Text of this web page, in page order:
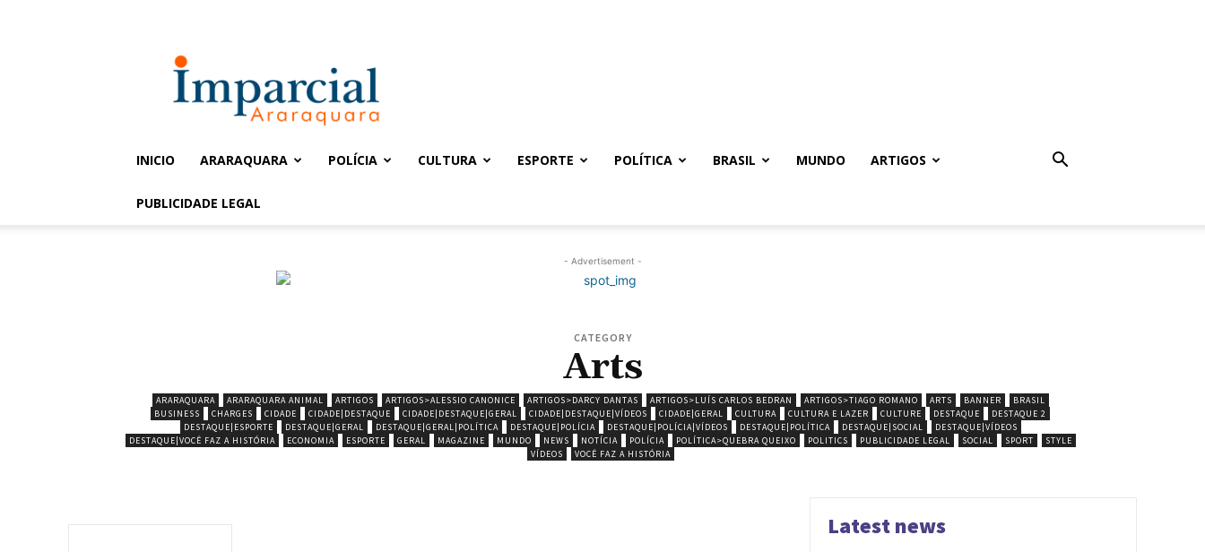
Imparcial
INICIO ARARAQUARA POLÍCIA CULTURA ESPORTE POLÍTICA BRASIL MUNDO ARTIGOS
PUBLICIDADE LEGAL
- Advertisement -
CATEGORY
Arts
ARARAQUARA ARARAQUARA ANIMAL ARTIGOS ARTIGOS>ALESSIO CANONICE ARTIGOS>DARCY DANTAS ARTIGOS>LUÍS CARLOS BEDRAN ARTIGOS>TIAGO ROMANO ARTS BANNER
BRASIL
BUSINESS
CHARGES CIDADE CIDADE|DESTAQUE CIDADE|DESTAQUE|GERAL CIDADE|DESTAQUE|VÍDEOS CIDADE|GERAL CULTURA CULTURA E LAZER CULTURE DESTAQUE
DESTAQUE 2
DESTAQUE|ESPORTE
DESTAQUE|GERAL DESTAQUE|GERAL|POLÍTICA DESTAQUE|POLÍCIA DESTAQUE|POLÍCIA|VÍDEOS DESTAQUE|POLÍTICA DESTAQUE|SOCIAL
DESTAQUE|VÍDEOS
DESTAQUE|VOCÊ FAZ A HISTÓRIA
ECONOMIA ESPORTE GERAL MAGAZINE MUNDO NEWS NOTÍCIA POLÍCIA POLÍTICA>QUEBRA QUEIXO POLITICS PUBLICIDADE LEGAL SOCIAL SPORT
STYLE
VÍDEOS
VOCÊ FAZ A HISTÓRIA
Latest news